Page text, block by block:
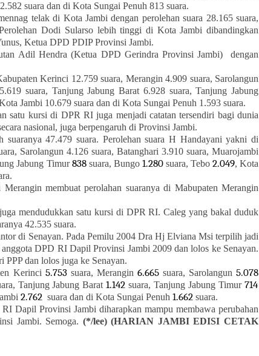
suara dan di Kota Sungai Penuh 813 suara.
telak di Kota Jambi dengan perolehan suara 28.165 suara,
Dodi Sularso lebih tinggi di Kota Jambi dibandingkan
Ketua DPD PDIP Provinsi Jambi.
Adil Hendra (Ketua DPD Gerindra Provinsi Jambi)
dengan
Kerinci 12.759 suara, Merangin 4.909 suara, Sarolangun
suara, Tanjung Jabung Barat 6.928 suara, Tanjung Jabung
Jambi 10.679 suara dan di Kota Sungai Penuh 1.593 suara.
satu kursi di DPR RI juga menjadi catatan tersendiri bagi dunia
nasional, juga berpengaruh di Provinsi Jambi.
47.479 suara. Perolehan suara H Handayani yakni di
Sarolangun 4.126 suara, Batanghari 3.910 suara, Muarojambi
Jabung Timur838suara, Bungo 1.280suara, Tebo 2.049, Kota
membuat perolahan suaranya di Mabupaten Merangin
mendudukkan satu kursi di DPR RI. Caleg yang bakal duduk
42.535 suara.
di Senayan. Pada Pemilu 2004 Dra Hj Elviana Msi terpilih jadi
DPD RI Dapil Provinsi Jambi 2009 dan lolos ke Senayan.
dan lolos juga ke Senayan.
Kerinci 5.753 suara, Merangin 6.665suara, Sarolangun 5.078
Tanjung Jabung Barat1.142suara, Tanjung Jabung Timur714
2.762 suara dan di Kota Sungai Penuh 1.662 suara.
Dapil Provinsi Jambi diharapkan mampu membawa perubahan
Jambi. Semoga. (*/lee) (HARIAN JAMBI EDISI CETAK